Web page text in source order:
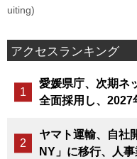
uiting)
アクセスランキング
愛媛県庁、次期ネ
全面採用し、2027
ヤマト運輸、自社
NY」に移行、人